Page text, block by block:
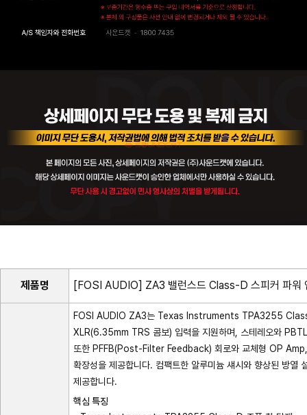
제품명 [FOSI AUDIO] ZA3 밸런스드 Class-D 스피커 파워
FOSI AUDIO ZA3는 Texas Instruments TPA3255 Class-
XLR(6.35mm TRS 콤보) 입력을 지원하며, 스테레오와
또한 PFFB(Post-Filter Feedback) 회로와 교체형 OP
확장성을 제공합니다. 컴팩트한 알루미늄 섀시와 향상된 방열
제공합니다.
핵심 특징